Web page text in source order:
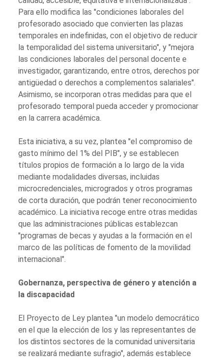
Para ello modifica las "condiciones laborales del
profesorado asociado que convierten las plazas
temporales en indefinidas, con el objetivo de reducir
la temporalidad del sistema universitario", y "mejora
las condiciones laborales del personal docente e
investigador, garantizando, entre otros, derechos por
antigüedad o derechos a complementos salariales".
Asimismo, se incorporan otras medidas para que el
profesorado temporal pueda acceder y promocionar
en la carrera académica.
Esta iniciativa, a su vez, plantea "el compromiso de
gasto mínimo del 1% del PIB", y se establecen
títulos propios de formación a lo largo de la vida
mediante modalidades diversas, incluidas
microcredenciales, microgrados y otros programas
de corta duración, que podrán tener reconocimiento
académico. La iniciativa recoge entre otras medidas
que las administraciones públicas establezcan
"programas de becas y ayudas a la formación en el
marco de las políticas de fomento de la movilidad
internacional".
Gobernanza, perspectiva de género y atención a
la discapacidad
El Proyecto de Ley plantea "un modelo democrático
en el que la elección de los y las representantes de
los distintos sectores de la comunidad universitaria
se realizará mediante sufragio", además establece